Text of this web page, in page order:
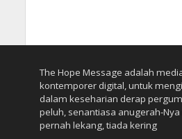
The Hope Message adalah
kontemporer digital, untuk
dalam keseharian derap
peluh, senantiasa anugerah-
pernah lekang, tiada kering